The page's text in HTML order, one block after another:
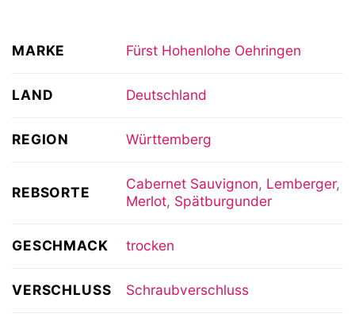
MARKE Fürst Hohenlohe Oehringen
LAND Deutschland
REGION Württemberg
REBSORTE Cabernet Sauvignon, Lemberger,
Merlot, Spätburgunder
GESCHMACK trocken
VERSCHLUSS Schraubverschluss